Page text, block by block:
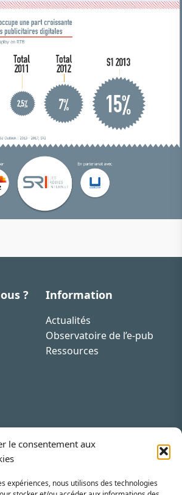
le consentement aux
expériences, nous utilisons des technologies
? Information
Actualités
Observatoire de l’e-pub
Ressources